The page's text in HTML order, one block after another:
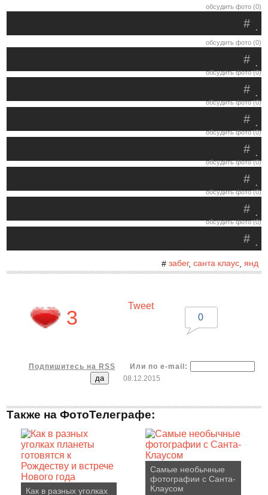
обсудить фото (0)
.
#
обсудить фото (0)
.
#
обсудить фото (0)
.
#
обсудить фото (0)
.
#
обсудить фото (0)
.
#
обсудить фото (0)
.
#
обсудить фото (0)
.
#
обсудить фото (0)
.
#
# забег, санта клаус, янд
3
Tweet
0
Подпишитесь на RSS
Или по e-mail:
08.12.2015
Также на ФотоТелеграфе:
Как в разных уголках
Самые необычные
фотографии с Санта-
Клаусом